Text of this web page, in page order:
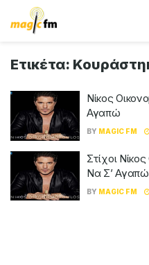
Ετικέτα:
Νίκος
Αγαπώ
BY MAGIC FM
Στίχοι
Να Σ’ Αγαπώ
BY MAGIC FM